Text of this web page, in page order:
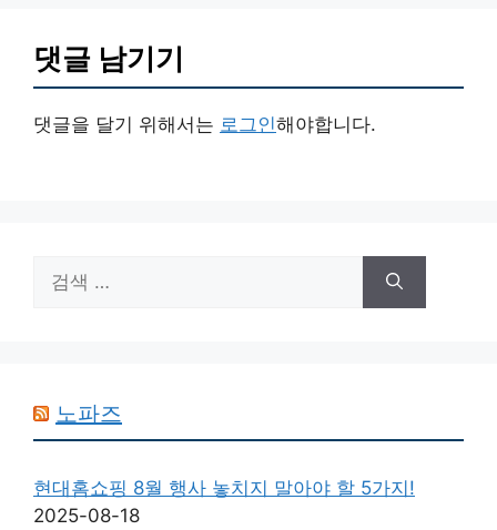
댓글 남기기
댓글을 달기 위해서는 로그인해야합니다.
색:
노파즈
현대홈쇼핑 8월 행사 놓치지 말아야 할 5가지!
2025-08-18